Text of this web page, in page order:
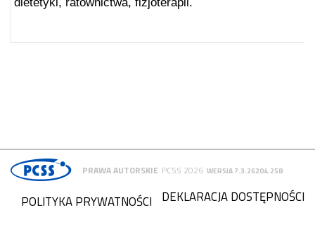
PRAWA AUTORSKIE PCSS 2026 WERSJA 7.3.26204.258
DEKLARACJA DOSTĘPNOŚCI
POLITYKA PRYWATNOŚCI